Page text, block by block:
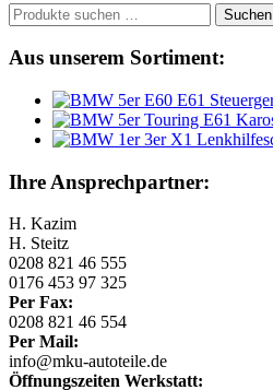
Suchen
nach:
Suchen
Aus unserem Sortiment:
Ihre Ansprechpartner:
H. Kazim
H. Steitz
0208 821 46 555
0176 453 97 325
Per Fax:
0208 821 46 554
Per Mail:
info@mku-autoteile.de
Öffnungszeiten Werkstatt: